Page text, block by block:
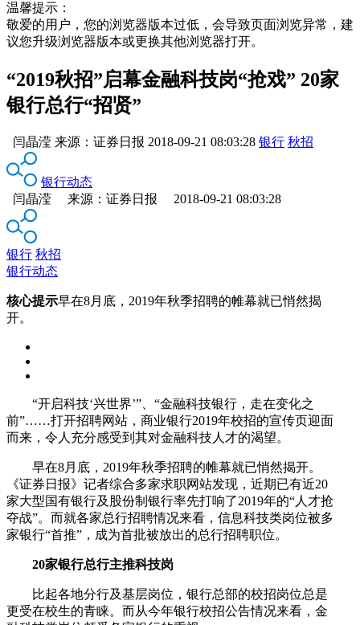
温馨提示：
敬爱的用户，您的浏览器版本过低，会导致页面浏览异常，建
议您升级浏览器版本或更换其他浏览器打开。
“2019秋招”启幕金融科技岗“抢戏” 20家
银行总行“招贤”
闫晶滢 来源： 证券日报 2018-09-21 08:03:28 银行 秋招
银行动态
闫晶滢 来源：证券日报 2018-09-21 08:03:28
银行 秋招
银行动态
核心提示早在8月底，2019年秋季招聘的帷幕就已悄然揭
开。
“开启科技‘兴世界’”、“金融科技银行，走在变化之
前”……打开招聘网站，商业银行2019年校招的宣传页迎面
而来，令人充分感受到其对金融科技人才的渴望。
早在8月底，2019年秋季招聘的帷幕就已悄然揭开。
《证券日报》记者综合多家求职网站发现，近期已有近20
家大型国有银行及股份制银行率先打响了2019年的“人才抢
夺战”。而就各家总行招聘情况来看，信息科技类岗位被多
家银行“首推”，成为首批被放出的总行招聘职位。
20家银行总行主推科技岗
比起各地分行及基层岗位，银行总部的校招岗位总是
更受在校生的青睐。而从今年银行校招公告情况来看，金